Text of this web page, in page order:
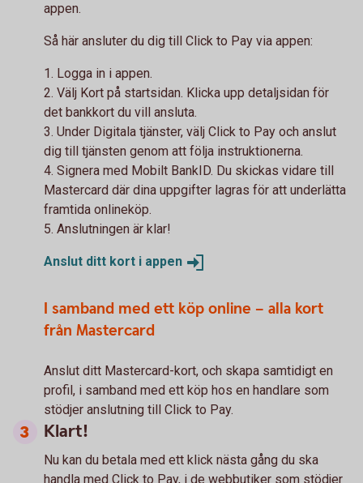
appen.
Så här ansluter du dig till Click to Pay via appen:
1. Logga in i appen.
2. Välj Kort på startsidan. Klicka upp detaljsidan för
det bankkort du vill ansluta.
3. Under Digitala tjänster, välj Click to Pay och anslut
dig till tjänsten genom att följa instruktionerna.
4. Signera med Mobilt BankID. Du skickas vidare till
Mastercard där dina uppgifter lagras för att underlätta
framtida onlineköp.
5. Anslutningen är klar!
Anslut ditt kort i appen
I samband med ett köp online – alla kort
från Mastercard
Anslut ditt Mastercard-kort, och skapa samtidigt en
profil, i samband med ett köp hos en handlare som
stödjer anslutning till Click to Pay.
Klart!
Nu kan du betala med ett klick nästa gång du ska
handla med Click to Pay, i de webbutiker som stödjer